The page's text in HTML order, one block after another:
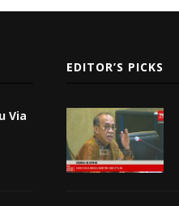
Via
EDITOR’S PICKS